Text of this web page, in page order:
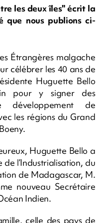
les deux îles" écrit la
que nous publions ci-
Étrangères malgache
célébrer les 40 ans de
Huguette Bello
pour y signer des
développement de
les régions du Grand
Huguette Bello a
l’Industrialisation, du
de Madagascar, M.
nouveau Secrétaire
Indien.
celle des pays de